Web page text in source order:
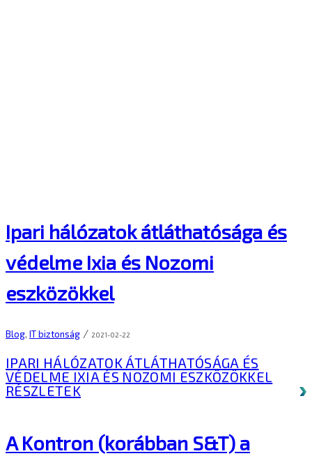
Ipari hálózatok átláthatósága és
védelme Ixia és Nozomi
eszközökkel
Blog, IT biztonság / 2021-02-22
IPARI HÁLÓZATOK ÁTLÁTHATÓSÁGA ÉS
VÉDELME IXIA ÉS NOZOMI ESZKÖZÖKKEL
RÉSZLETEK
A Kontron (korábban S&T) a